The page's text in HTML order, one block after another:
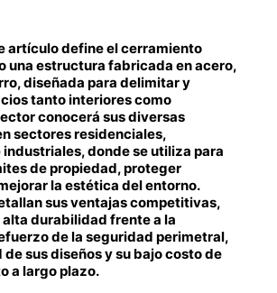
artículo define el cerramiento
una estructura fabricada en acero,
diseñada para delimitar y
tanto interiores como
conocerá sus diversas
sectores residenciales,
donde se utiliza para
de propiedad, proteger
la estética del entorno.
sus ventajas competitivas,
durabilidad frente a la
de la seguridad perimetral,
sus diseños y su bajo costo de
a largo plazo.